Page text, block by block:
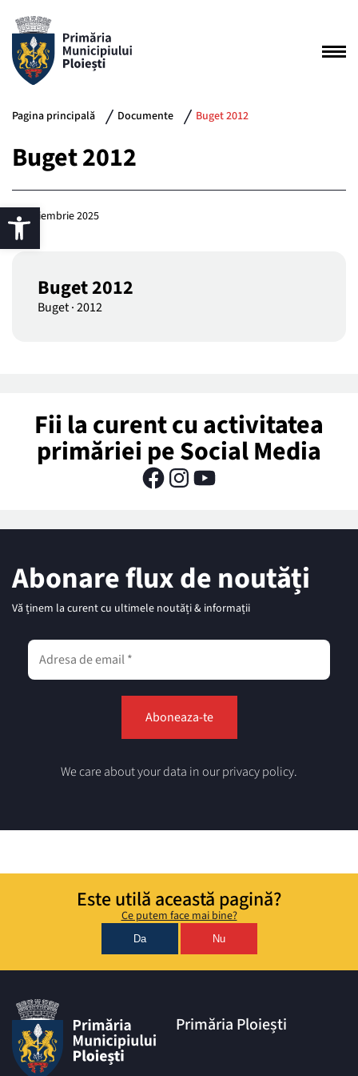
Pagina principală Documente Buget 2012
Buget 2012
25 noiembrie 2025
Buget 2012
Buget·2012
Fii la curent cu activitatea
primăriei pe Social Media
Abonare flux de noutăți
Vă ținem la curent cu ultimele noutăți & informații
We care about your data in our privacy policy.
Este utilă această pagină?
Ce putem face mai bine?
Da Nu
Primăria Ploiești